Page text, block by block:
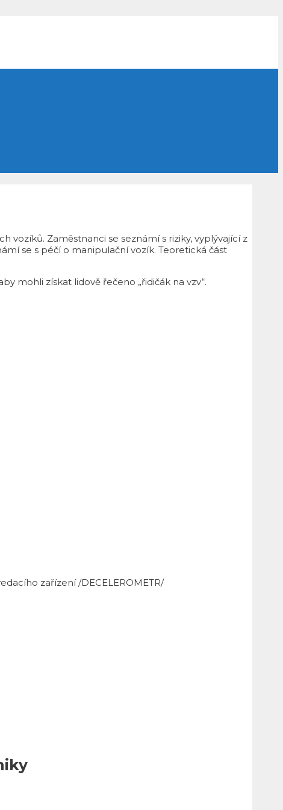
Zaměstnanci se seznámí s riziky, vyplývající z
se s péčí o manipulační vozík. Teoretická část
mohli získat lidově řečeno „řidičák na vzv“.
zařízení /DECELEROMETR/